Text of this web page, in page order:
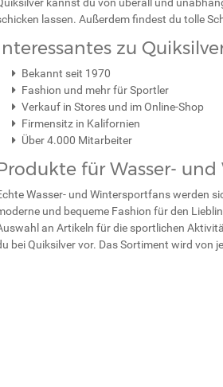
lassen. Außerdem findest du tolle
zu
Bekannt seit 1970
Fashion und mehr für Sportler
Verkauf in Stores und im Online-Shop
Firmensitz in Kalifornien
Über 4.000 Mitarbeiter
für Wasser-
Wasser- und Wintersportfans werden
und bequeme Fashion für den
an Artikeln für die sportlichen
bei Quiksilver vor. Das Sortiment wird von